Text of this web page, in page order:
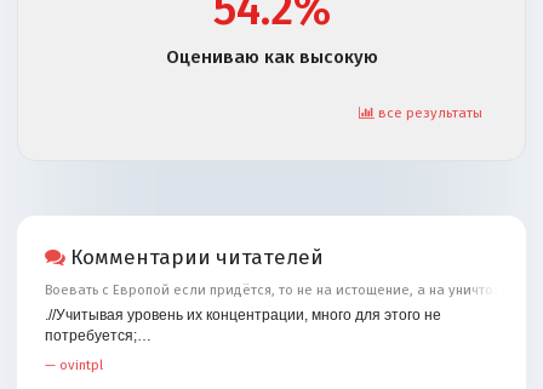
Оцениваю как высокую
все результаты
Комментарии читателей
Воевать с Европой если придётся, то не на истощение, а на уничтожение
.//Учитывая уровень их концентрации, много для этого не
потребуется;…
— ovintpl